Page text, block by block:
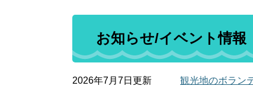
お知らせ/イベント情報
2026年7月7日更新 観光地のボラン